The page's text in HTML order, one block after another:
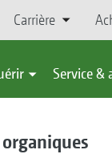
Carrière
Service &